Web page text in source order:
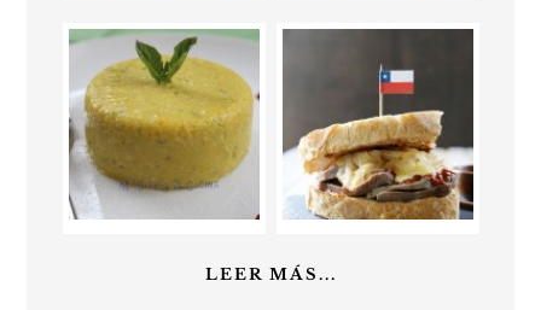
LEER MÁS...